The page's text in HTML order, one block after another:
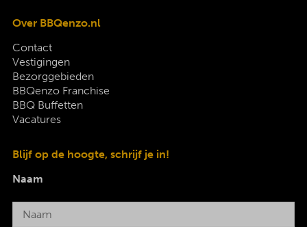
Over BBQenzo.nl
Contact
Vestigingen
Bezorggebieden
BBQenzo Franchise
BBQ Buffetten
Vacatures
Blijf op de hoogte, schrijf je in!
Naam